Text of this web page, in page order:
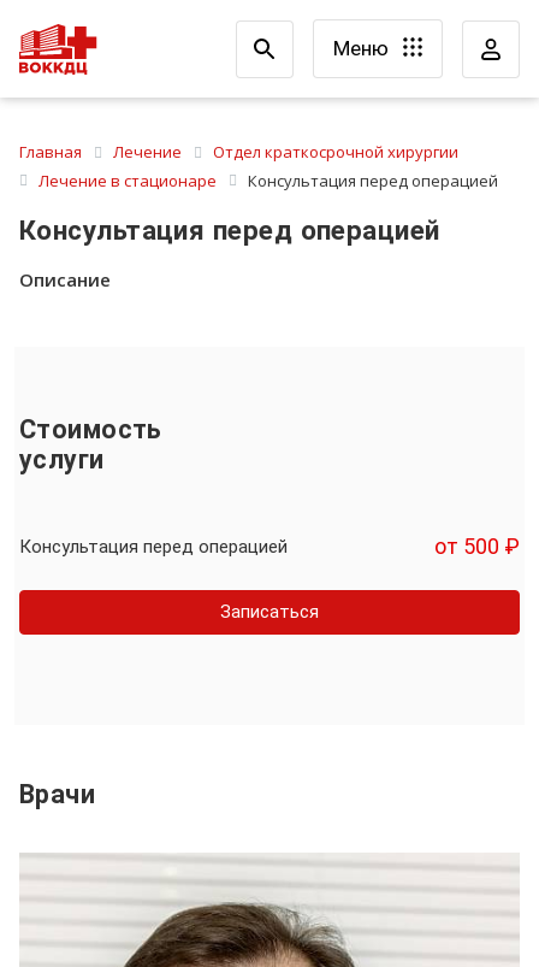
Меню
Главная Лечение
Отдел краткосрочной хирургии
Лечение в стационаре
Консультация перед операцией
Консультация перед операцией
Описание
Стоимость
услуги
Консультация перед операцией от 500 ₽
Записаться
Врачи